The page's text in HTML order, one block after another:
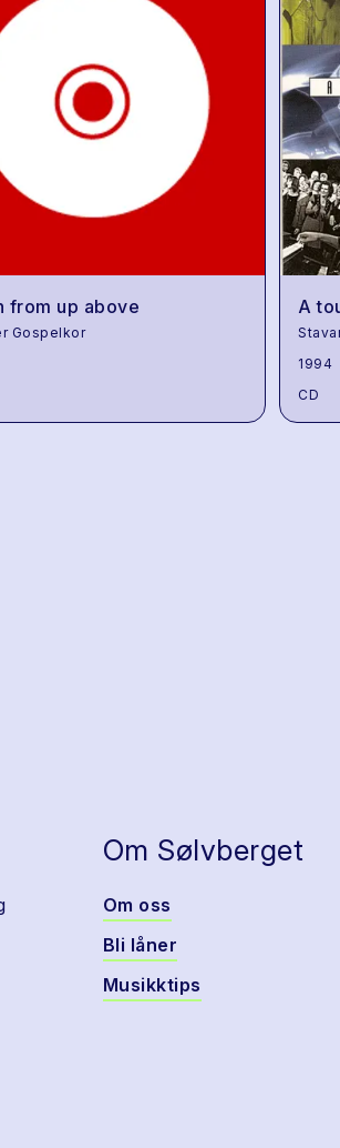
from up above
Gospelkor
A
1994
CD
Om Sølvberget
Om oss
Bli låner
Musikktips